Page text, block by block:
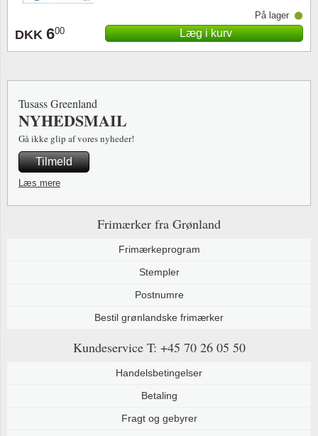
DKK 600
På lager
Læg i kurv
Frimærker fra Grønland
Frimærkeprogram
Stempler
Postnumre
Bestil grønlandske frimærker
Kundeservice T: +45 70 26 05 50
Handelsbetingelser
Betaling
Fragt og gebyrer
Tusass Greenland
NYHEDSMAIL
Gå ikke glip af vores nyheder!
Tilmeld
Læs mere